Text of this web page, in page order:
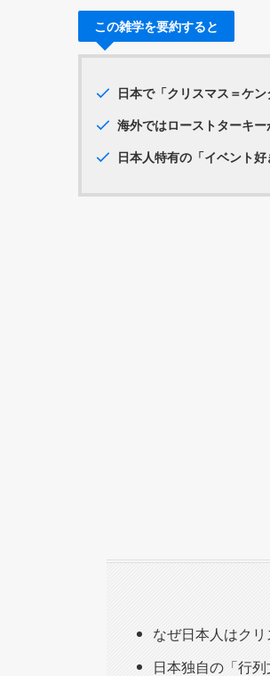
この雑学を要約すると
日本で「クリスマス＝ケ
海外ではローストターキ
日本人特有の「イベント
なぜ日本人はク
日本独自の「行